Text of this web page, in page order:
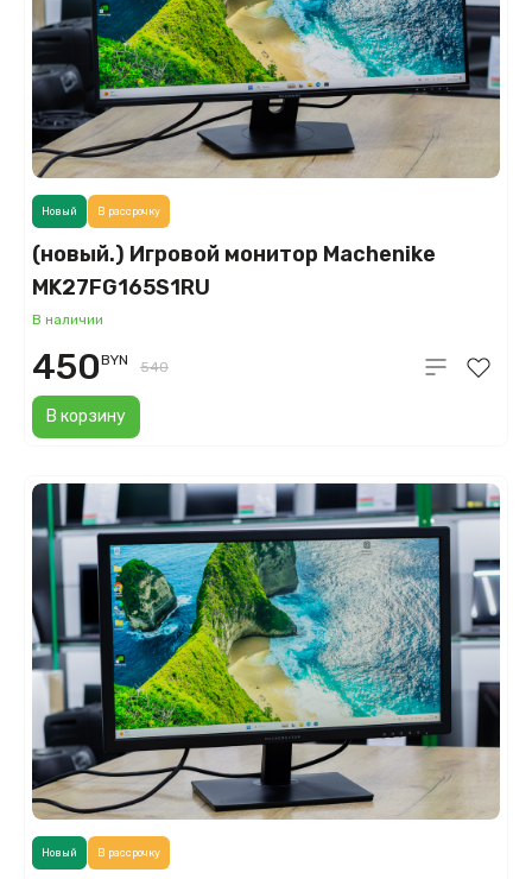
(новый.) Игровой монитор Machenike
MK27FG165S1RU
В наличии
В корзину
Новый В рассрочку
450BYN 540
Новый В рассрочку